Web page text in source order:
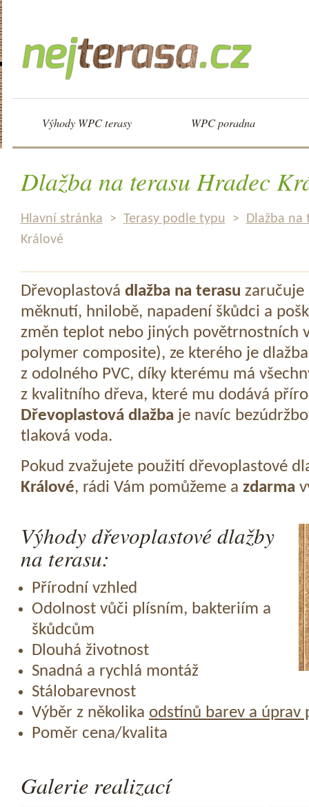
Výhody WPC terasy WPC poradna
Dlažba na terasu Hradec
Hlavní stránka > Terasy podle typu >
Dlažba na
Králové
Dřevoplastová dlažba na terasu zaručuje
měknutí, hnilobě, napadení škůdci a
změn teplot nebo jiných povětrnostních
polymer composite), ze kterého je
z odolného PVC, díky kterému má
z kvalitního dřeva, které mu dodává
Dřevoplastová dlažba je navíc
tlaková voda.
Pokud zvažujete použití dřevoplastové
Králové, rádi Vám pomůžeme a zdarma
Výhody dřevoplastové dlažby
na terasu:
Přírodní vzhled
Odolnost vůči plísním, bakteriím a
škůdcům
Dlouhá životnost
Snadná a rychlá montáž
Stálobarevnost
Výběr z několika odstínů barev a úprav
Poměr cena/kvalita
Galerie realizací